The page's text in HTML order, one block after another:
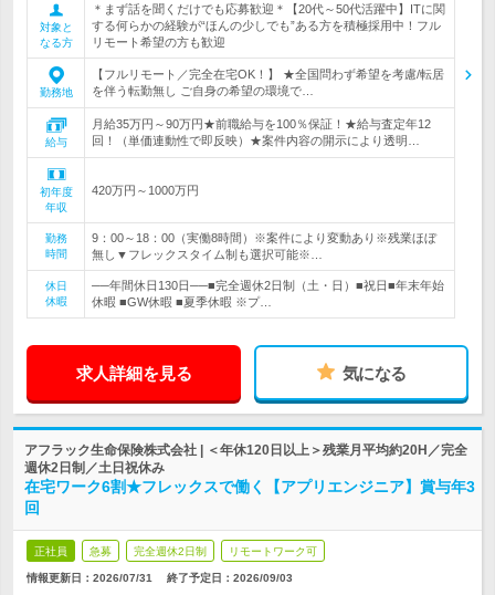
対象と
なる方
＊まず話を聞くだけでも応募歓迎＊【20代～50代活躍中】ITに関
する何らかの経験が“ほんの少しでも”ある方を積極採用中！フル
リモート希望の方も歓迎
勤務地
【フルリモート／完全在宅OK！】 ★全国問わず希望を考慮/転居
を伴う転勤無し ご自身の希望の環境で…
給与
月給35万円～90万円★前職給与を100％保証！★給与査定年12
回！（単価連動性で即反映）★案件内容の開示により透明…
初年度
年収
420万円～1000万円
勤務
時間
9：00～18：00（実働8時間）※案件により変動あり※残業ほぼ
無し▼フレックスタイム制も選択可能※…
休日
休暇
──年間休日130日──■完全週休2日制（土・日）■祝日■年末年始
休暇 ■GW休暇 ■夏季休暇 ※プ…
求人詳細を見る 気になる
アフラック生命保険株式会社 | ＜年休120日以上＞残業月平均約20H／完全
週休2日制／土日祝休み
在宅ワーク6割★フレックスで働く【アプリエンジニア】賞与年3
回
正社員 急募 完全週休2日制 リモートワーク可
情報更新日：2026/07/31 終了予定日： 2026/09/03